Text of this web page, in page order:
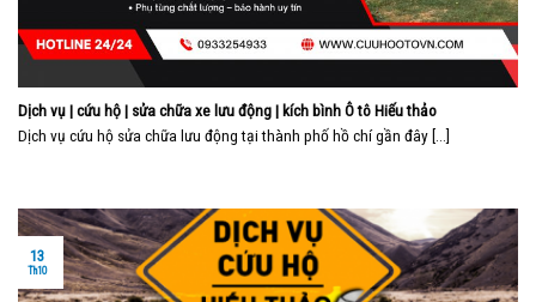
Dịch vụ | cứu hộ | sửa chữa xe lưu động | kích bình Ô tô Hiếu thảo
Dịch vụ cứu hộ sửa chữa lưu động tại thành phố hồ chí gần đây [...]
13
Th10